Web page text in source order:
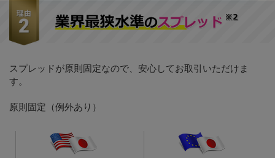
スプレッドが原則固定なので、安心してお取引いただけま
す。
原則固定（例外あり）